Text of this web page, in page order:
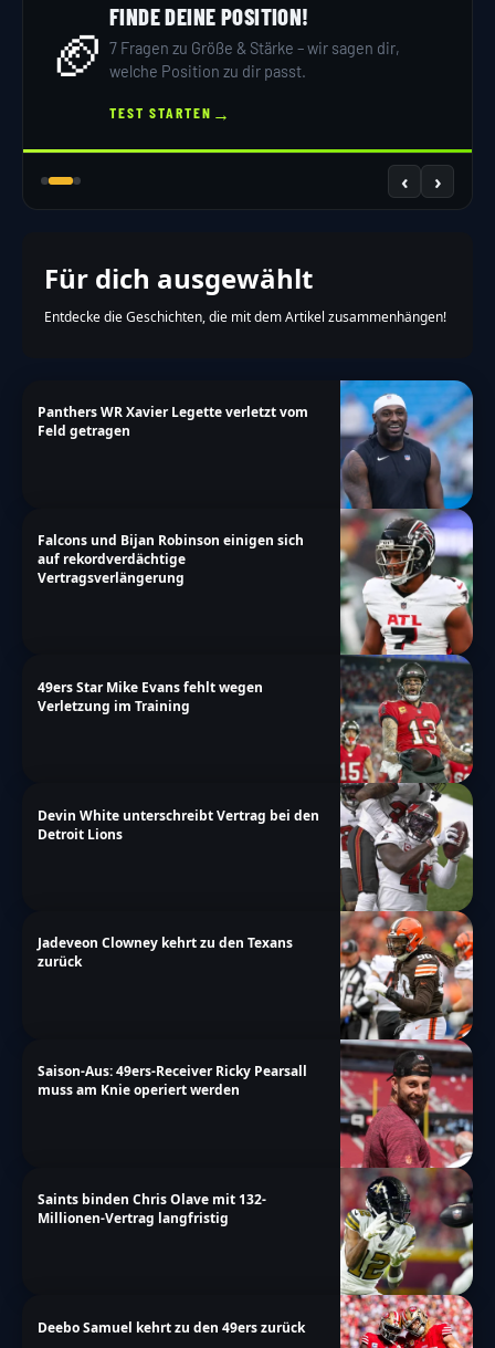
🏈
FINDE DEINE POSITION!
7 Fragen zu Größe & Stärke – wir sagen dir,
welche Position zu dir passt.
TEST STARTEN →
‹ ›
Für dich ausgewählt
Entdecke die Geschichten, die mit dem Artikel zusammenhängen!
Panthers WR Xavier Legette verletzt vom
Feld getragen
Falcons und Bijan Robinson einigen sich
auf rekordverdächtige
Vertragsverlängerung
49ers Star Mike Evans fehlt wegen
Verletzung im Training
Devin White unterschreibt Vertrag bei den
Detroit Lions
Jadeveon Clowney kehrt zu den Texans
zurück
Saison-Aus: 49ers-Receiver Ricky Pearsall
muss am Knie operiert werden
Saints binden Chris Olave mit 132-
Millionen-Vertrag langfristig
Deebo Samuel kehrt zu den 49ers zurück